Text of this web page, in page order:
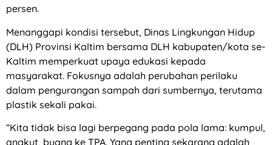
persen.
Menanggapi kondisi tersebut, Dinas Lingkungan Hidup
(DLH) Provinsi Kaltim bersama DLH kabupaten/kota se-
Kaltim memperkuat upaya edukasi kepada
masyarakat. Fokusnya adalah perubahan perilaku
dalam pengurangan sampah dari sumbernya, terutama
plastik sekali pakai.
“Kita tidak bisa lagi berpegang pada pola lama: kumpul,
angkut, buang ke TPA. Yang penting sekarang adalah